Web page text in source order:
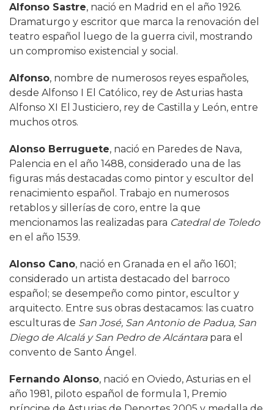
Alfonso Sastre, nació en Madrid en el año 1926.
Dramaturgo y escritor que marca la renovación del
teatro español luego de la guerra civil, mostrando
un compromiso existencial y social.
Alfonso, nombre de numerosos reyes españoles,
desde Alfonso I El Católico, rey de Asturias hasta
Alfonso XI El Justiciero, rey de Castilla y León, entre
muchos otros.
Alonso Berruguete, nació en Paredes de Nava,
Palencia en el año 1488, considerado una de las
figuras más destacadas como pintor y escultor del
renacimiento español. Trabajo en numerosos
retablos y sillerías de coro, entre la que
mencionamos las realizadas para Catedral de Toledo
en el año 1539.
Alonso Cano, nació en Granada en el año 1601;
considerado un artista destacado del barroco
español; se desempeño como pintor, escultor y
arquitecto. Entre sus obras destacamos: las cuatro
esculturas de San José, San Antonio de Padua, San
Diego de Alcalá y San Pedro de Alcántarapara el
convento de Santo Ángel.
Fernando Alonso, nació en Oviedo, Asturias en el
año 1981, piloto español de formula 1, Premio